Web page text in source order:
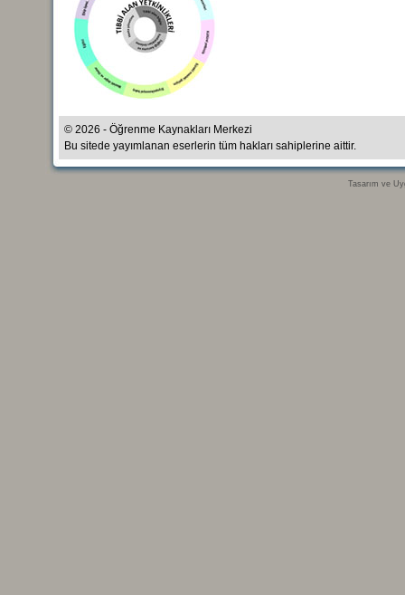
© 2026 - Öğrenme Kaynakları Merkezi
Bu sitede yayımlanan eserlerin tüm hakları sahiplerine aittir.
Tasarım ve